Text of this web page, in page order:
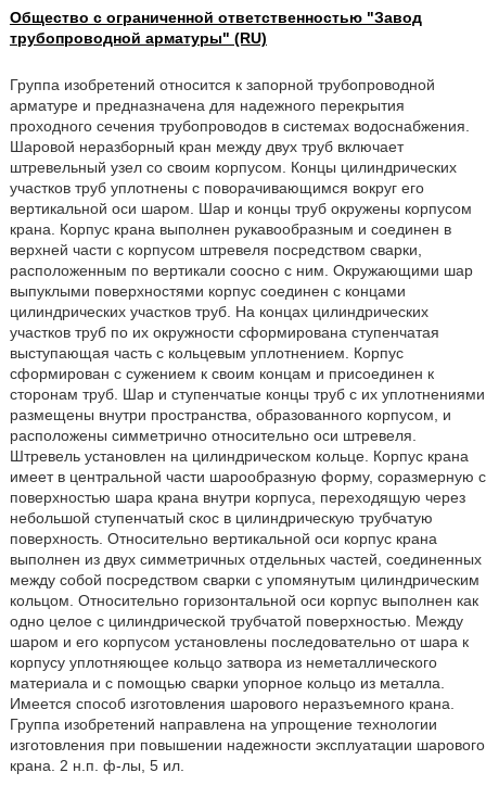
Общество с ограниченной ответственностью "Завод
трубопроводной арматуры" (RU)
Группа изобретений относится к запорной трубопроводной
арматуре и предназначена для надежного перекрытия
проходного сечения трубопроводов в системах водоснабжения.
Шаровой неразборный кран между двух труб включает
штревельный узел со своим корпусом. Концы цилиндрических
участков труб уплотнены с поворачивающимся вокруг его
вертикальной оси шаром. Шар и концы труб окружены корпусом
крана. Корпус крана выполнен рукавообразным и соединен в
верхней части с корпусом штревеля посредством сварки,
расположенным по вертикали соосно с ним. Окружающими шар
выпуклыми поверхностями корпус соединен с концами
цилиндрических участков труб. На концах цилиндрических
участков труб по их окружности сформирована ступенчатая
выступающая часть с кольцевым уплотнением. Корпус
сформирован с сужением к своим концам и присоединен к
сторонам труб. Шар и ступенчатые концы труб с их уплотнениями
размещены внутри пространства, образованного корпусом, и
расположены симметрично относительно оси штревеля.
Штревель установлен на цилиндрическом кольце. Корпус крана
имеет в центральной части шарообразную форму, соразмерную с
поверхностью шара крана внутри корпуса, переходящую через
небольшой ступенчатый скос в цилиндрическую трубчатую
поверхность. Относительно вертикальной оси корпус крана
выполнен из двух симметричных отдельных частей, соединенных
между собой посредством сварки с упомянутым цилиндрическим
кольцом. Относительно горизонтальной оси корпус выполнен как
одно целое с цилиндрической трубчатой поверхностью. Между
шаром и его корпусом установлены последовательно от шара к
корпусу уплотняющее кольцо затвора из неметаллического
материала и с помощью сварки упорное кольцо из металла.
Имеется способ изготовления шарового неразъемного крана.
Группа изобретений направлена на упрощение технологии
изготовления при повышении надежности эксплуатации шарового
крана. 2 н.п. ф-лы, 5 ил.